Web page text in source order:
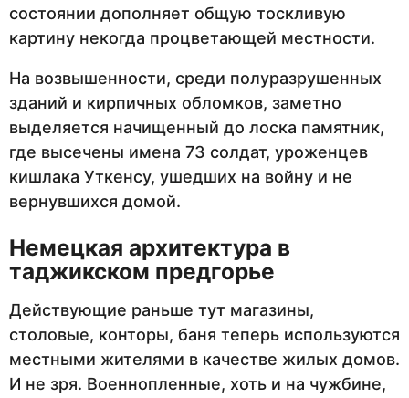
состоянии дополняет общую тоскливую
картину некогда процветающей местности.
На возвышенности, среди полуразрушенных
зданий и кирпичных обломков, заметно
выделяется начищенный до лоска памятник,
где высечены имена 73 солдат, уроженцев
кишлака Уткенсу, ушедших на войну и не
вернувшихся домой.
Немецкая архитектура в
таджикском предгорье
Действующие раньше тут магазины,
столовые, конторы, баня теперь используются
местными жителями в качестве жилых домов.
И не зря. Военнопленные, хоть и на чужбине,